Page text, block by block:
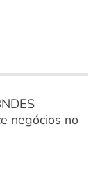
negócios no